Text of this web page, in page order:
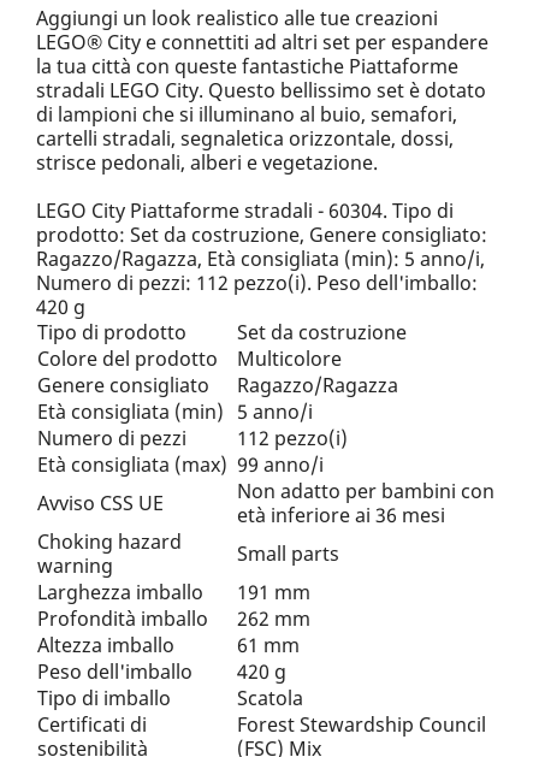
Aggiungi un look realistico alle tue creazioni
LEGO® City e connettiti ad altri set per espandere
la tua città con queste fantastiche Piattaforme
stradali LEGO City. Questo bellissimo set è dotato
di lampioni che si illuminano al buio, semafori,
cartelli stradali, segnaletica orizzontale, dossi,
strisce pedonali, alberi e vegetazione.
LEGO City Piattaforme stradali - 60304. Tipo di
prodotto: Set da costruzione, Genere consigliato:
Ragazzo/Ragazza, Età consigliata (min): 5 anno/i,
Numero di pezzi: 112 pezzo(i). Peso dell'imballo:
420 g
Tipo di prodotto
Set da costruzione
Colore del prodotto
Multicolore
Genere consigliato
Ragazzo/Ragazza
Età consigliata (min) 5 anno/i
Numero di pezzi
112 pezzo(i)
Età consigliata (max) 99 anno/i
Avviso CSS UE
Non adatto per bambini con
età inferiore ai 36 mesi
Choking hazard
warning
Small parts
Larghezza imballo
191 mm
Profondità imballo
262 mm
Altezza imballo
61 mm
Peso dell'imballo
420 g
Tipo di imballo
Scatola
Certificati di
sostenibilità
Forest Stewardship Council
(FSC) Mix